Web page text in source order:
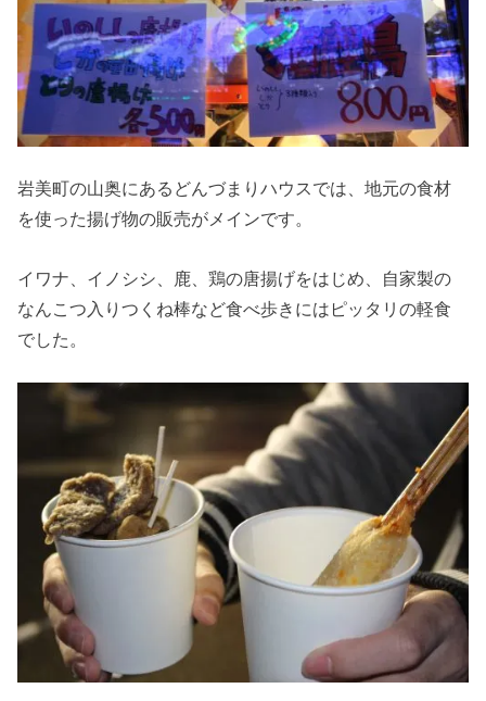
岩美町の山奥にあるどんづまりハウスでは、地元の食材
を使った揚げ物の販売がメインです。
イワナ、イノシシ、鹿、鶏の唐揚げをはじめ、自家製の
なんこつ入りつくね棒など食べ歩きにはピッタリの軽食
でした。